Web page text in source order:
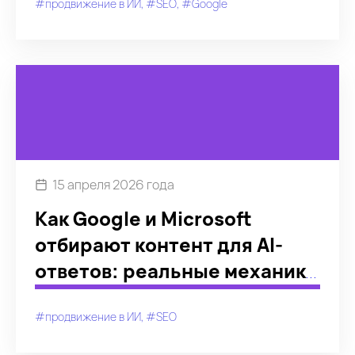
года
#продвижение в ИИ #SEO #Google
15 апреля 2026 года
Как Google и Microsoft
отбирают контент для AI-
ответов: реальные механики
и паттерны
#продвижение в ИИ #SEO